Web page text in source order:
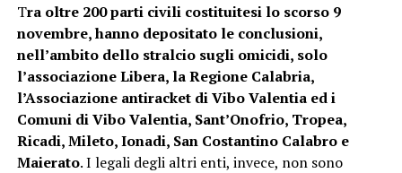
Tra oltre 200 parti civili costituitesi lo scorso 9
novembre, hanno depositato le conclusioni,
nell’ambito dello stralcio sugli omicidi, solo
l’associazione Libera, la Regione Calabria,
l’Associazione antiracket di Vibo Valentia ed i
Comuni di Vibo Valentia, Sant’Onofrio, Tropea,
Ricadi, Mileto, Ionadi, San Costantino Calabro e
Maierato. I legali degli altri enti, invece, non sono